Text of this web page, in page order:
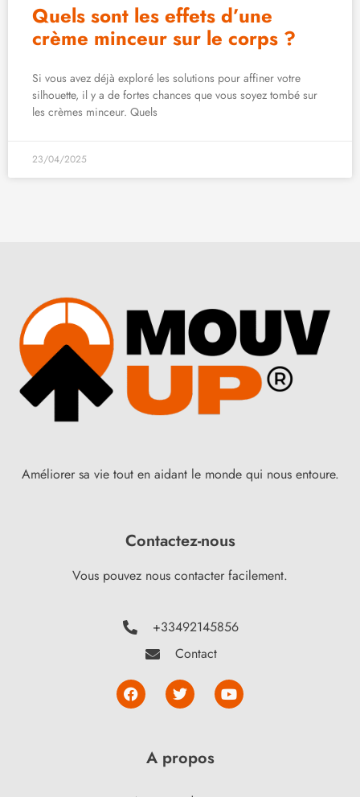
Quels sont les effets d’une
crème minceur sur le corps ?
Si vous avez déjà exploré les solutions pour affiner votre
silhouette, il y a de fortes chances que vous soyez tombé sur
les crèmes minceur. Quels
23/04/2025
Améliorer sa vie tout en aidant le monde qui nous entoure.
Contactez-nous
Vous pouvez nous contacter facilement.
+33492145856
Contact
A propos